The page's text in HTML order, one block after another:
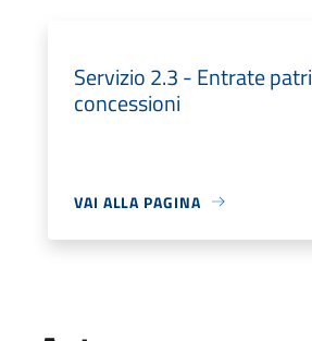
Servizio 2.3 - Entrate
concessioni
VAI ALLA PAGINA